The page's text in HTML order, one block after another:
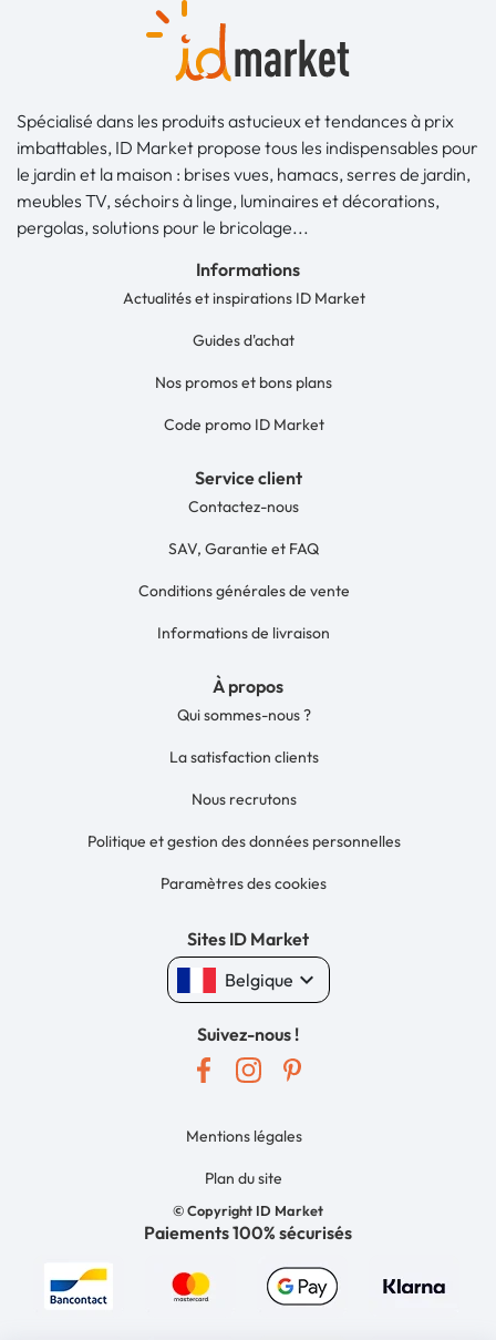
Spécialisé dans les produits astucieux et tendances à prix
imbattables, ID Market propose tous les indispensables pour
le jardin et la maison : brises vues, hamacs, serres de jardin,
meubles TV, séchoirs à linge, luminaires et décorations,
pergolas, solutions pour le bricolage...
Informations
Actualités et inspirations ID Market
Guides d'achat
Nos promos et bons plans
Code promo ID Market
Service client
Contactez-nous
SAV, Garantie et FAQ
Conditions générales de vente
Informations de livraison
À propos
Qui sommes-nous ?
La satisfaction clients
Nous recrutons
Politique et gestion des données personnelles
Paramètres des cookies
Sites ID Market
Belgique keyboard_arrow_down
Suivez-nous !
© Copyright ID Market
Mentions légales
Plan du site
Paiements 100% sécurisés